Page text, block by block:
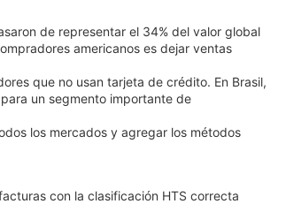
de representar el 34% del valor global
americanos es dejar ventas
que no usan tarjeta de crédito. En Brasil,
un segmento importante de
los mercados y agregar los métodos
con la clasificación HTS correcta